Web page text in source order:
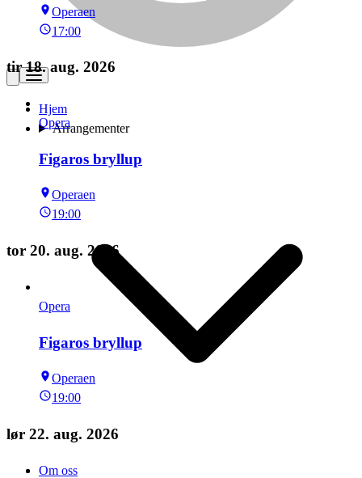
Hjem
Arrangementer
Om oss
Operaen
17:00
tir 18. aug. 2026
Opera
Figaros bryllup
Operaen
19:00
tor 20. aug. 2026
Opera
Figaros bryllup
Operaen
19:00
lør 22. aug. 2026